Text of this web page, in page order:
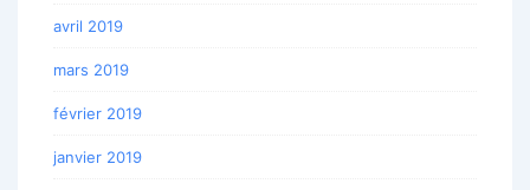
avril 2019
mars 2019
février 2019
janvier 2019